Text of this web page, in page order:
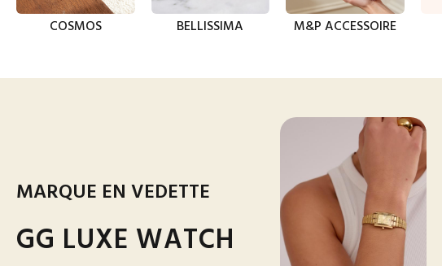
COSMOS BELLISSIMA M&P ACCESSOIRE
MARQUE EN VEDETTE
GG LUXE WATCH